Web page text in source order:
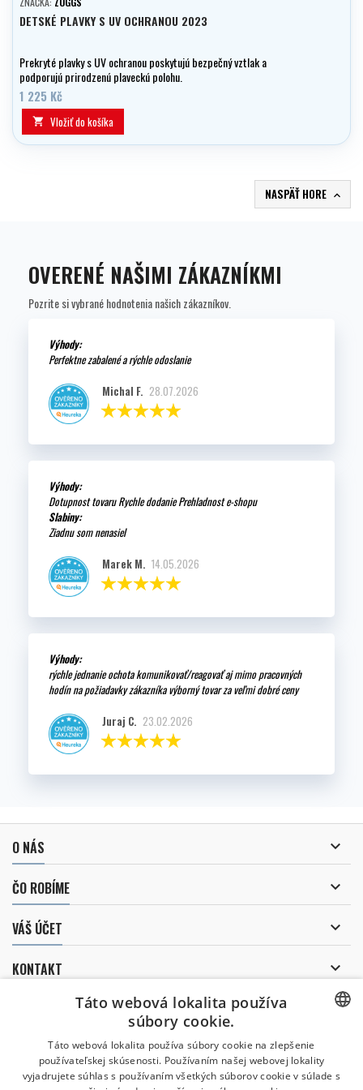
DETSKÉ PLAVKY S UV OCHRANOU 2023
Prekryté plavky s UV ochranou poskytujú bezpečný vztlak a
podporujú prirodzenú plaveckú polohu.
1 225 Kč
 Vložiť do košíka
NASPÄŤ HORE 
OVERENÉ NAŠIMI ZÁKAZNÍKMI
Pozrite si vybrané hodnotenia našich zákazníkov.
Výhody:
Perfektne zabalené a rýchle odoslanie
Michal F. 28.07.2026
Výhody:
Dotupnost tovaru Rychle dodanie Prehladnost e-shopu
Slabiny:
Ziadnu som nenasiel
Marek M. 14.05.2026
Výhody:
rýchle jednanie ochota komunikovať/reagovať aj mimo pracovných
hodín na požiadavky zákazníka výborný tovar za veľmi dobré ceny
Juraj C. 23.02.2026
O NÁS 
ČO ROBÍME 
VÁŠ ÚČET 
KONTAKT 
ZASIELANIE NOVINIEK
Súhlasím so spracovanímsvojich osobných údajov.
CZECH
CZECH
Táto webová lokalita používa
súbory cookie.
Táto webová lokalita používa súbory cookie na zlepšenie
používateľskej skúsenosti. Používaním našej webovej lokality
vyjadrujete súhlas s používaním všetkých súborov cookie v súlade s